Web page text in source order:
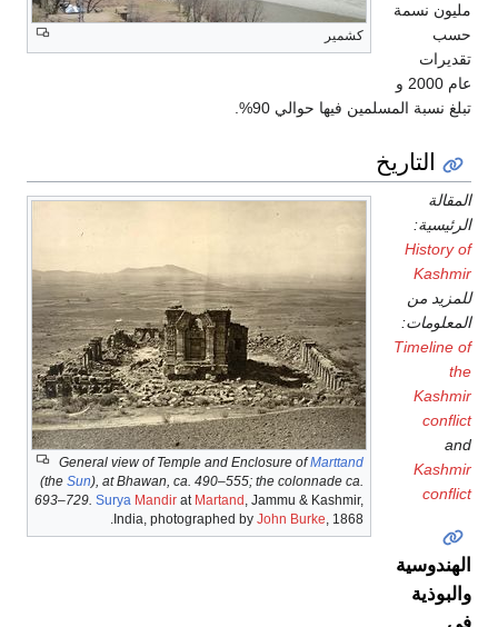
نسمة
عام 2000 و
نسبة المسلمين فيها حوالي 90%.
التاريخ
General view of Temple and Enclosure ofMarttand
(theSun), at Bhawan, ca. 490–555; the colonnade ca.
693–729. Surya MandiratMartand, Jammu & Kashmir,
India, photographed byJohn Burke
History
من
Timeline